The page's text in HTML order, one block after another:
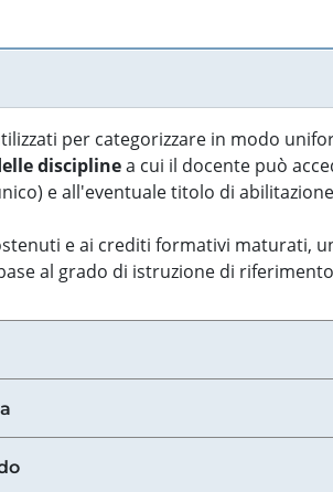
per categorizzare in modo
disciplinea cui il docente può
e all'eventuale titolo di
e ai crediti formativi maturati,
al grado di istruzione di